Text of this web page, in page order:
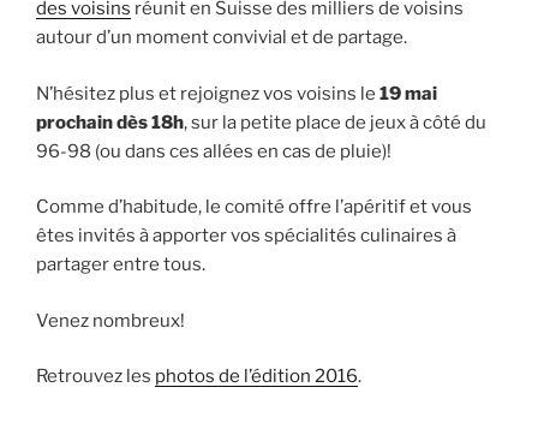
des voisins réunit en Suisse des milliers de voisins
autour d’un moment convivial et de partage.
N’hésitez plus et rejoignez vos voisins le 19 mai
prochain dès 18h, sur la petite place de jeux à côté du
96-98 (ou dans ces allées en cas de pluie)!
Comme d’habitude, le comité offre l’apéritif et vous
êtes invités à apporter vos spécialités culinaires à
partager entre tous.
Venez nombreux!
Retrouvez les photos de l’édition 2016.